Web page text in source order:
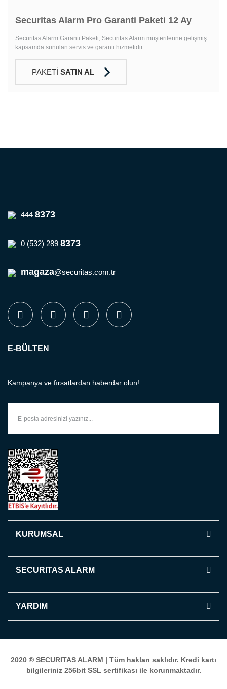
Securitas Alarm Pro Garanti Paketi 12 Ay
Securitas Alarm Garanti Paketi, Securitas Alarm müşterilerine gelişmiş
kapsamda sunulan servis ve garanti hizmetidir.
PAKETİ SATIN AL
444 8373
0 (532) 289 8373
magaza@securitas.com.tr
KURUMSAL
SECURITAS ALARM
YARDIM
E-BÜLTEN
Kampanya ve fırsatlardan haberdar olun!
2020 ® SECURITAS ALARM | Tüm hakları saklıdır. Kredi kartı
bilgileriniz 256bit SSL sertifikası ile korunmaktadır.